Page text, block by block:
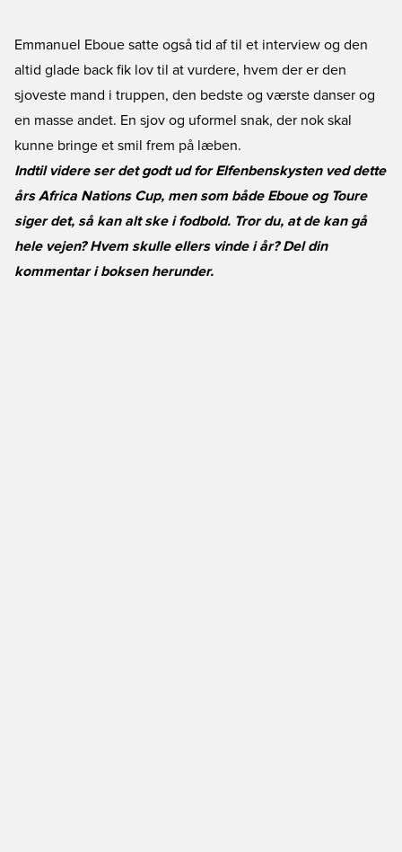
Emmanuel Eboue satte også tid af til et interview og den
altid glade back fik lov til at vurdere, hvem der er den
sjoveste mand i truppen, den bedste og værste danser og
en masse andet. En sjov og uformel snak, der nok skal
kunne bringe et smil frem på læben.
Indtil videre ser det godt ud for Elfenbenskysten ved dette
års Africa Nations Cup, men som både Eboue og Toure
siger det, så kan alt ske i fodbold. Tror du, at de kan gå
hele vejen? Hvem skulle ellers vinde i år? Del din
kommentar i boksen herunder.